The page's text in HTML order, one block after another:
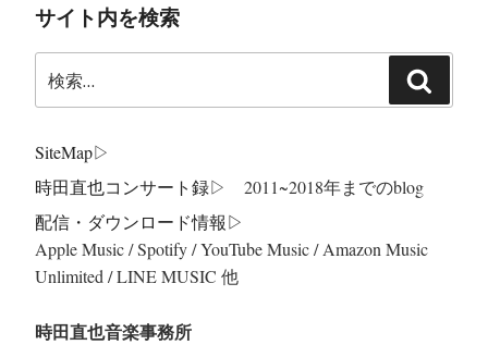
サイト内を検索
索:
索
SiteMap▷
時田直也コンサート録▷ 2011~2018年までのblog
配信・ダウンロード情報▷
Apple Music / Spotify / YouTube Music / Amazon Music
Unlimited / LINE MUSIC 他
時田直也音楽事務所